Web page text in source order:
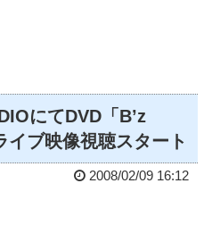
にてDVD「B’z
ブ映像視聴スタート
2008/02/09 16:12